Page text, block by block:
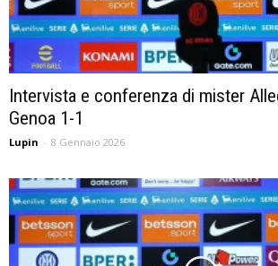
Intervista e conferenza di mister
Genoa 1-1
Lupin - 8 Gennaio 2026